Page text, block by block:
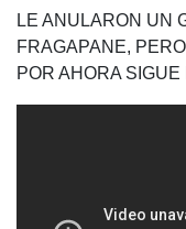
LE ANULARON UN
FRAGAPANE,
POR AHORA